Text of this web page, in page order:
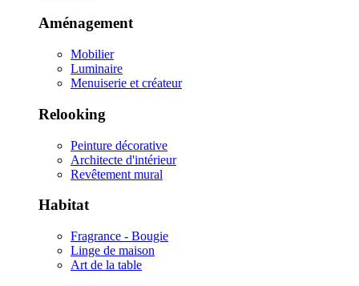
Aménagement
Mobilier
Luminaire
Menuiserie et créateur
Relooking
Peinture décorative
Architecte d'intérieur
Revêtement mural
Habitat
Fragrance - Bougie
Linge de maison
Art de la table